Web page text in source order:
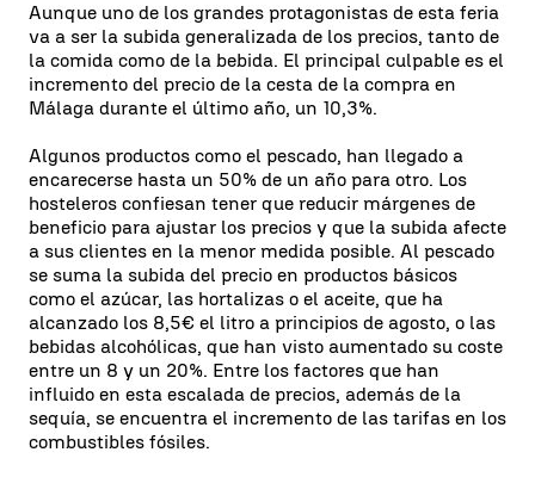
Aunque uno de los grandes protagonistas de esta feria
va a ser la subida generalizada de los precios, tanto de
la comida como de la bebida. El principal culpable es el
incremento del precio de la cesta de la compra en
Málaga durante el último año, un 10,3%.
Algunos productos como el pescado, han llegado a
encarecerse hasta un 50% de un año para otro. Los
hosteleros confiesan tener que reducir márgenes de
beneficio para ajustar los precios y que la subida afecte
a sus clientes en la menor medida posible. Al pescado
se suma la subida del precio en productos básicos
como el azúcar, las hortalizas o el aceite, que ha
alcanzado los 8,5€ el litro a principios de agosto, o las
bebidas alcohólicas, que han visto aumentado su coste
entre un 8 y un 20%. Entre los factores que han
influido en esta escalada de precios, además de la
sequía, se encuentra el incremento de las tarifas en los
combustibles fósiles.